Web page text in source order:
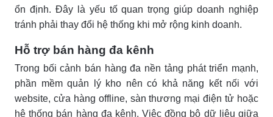
ổn định. Đây là yếu tố quan trọng giúp doanh nghiệp
tránh phải thay đổi hệ thống khi mở rộng kinh doanh.
Hỗ trợ bán hàng đa kênh
Trong bối cảnh bán hàng đa nền tảng phát triển mạnh,
phần mềm quản lý kho nên có khả năng kết nối với
website, cửa hàng offline, sàn thương mại điện tử hoặc
hệ thống bán hàng đa kênh. Việc đồng bộ dữ liệu giữa